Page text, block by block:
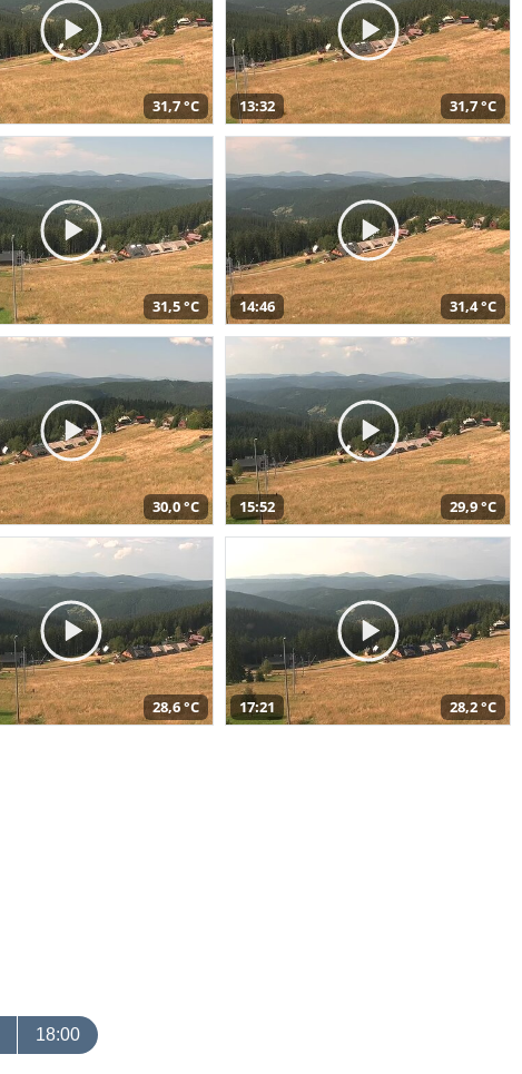
31,7 °C 13:32 31,7 °C
31,5 °C 14:46 31,4 °C
30,0 °C 15:52 29,9 °C
28,6 °C 17:21 28,2 °C
18:00